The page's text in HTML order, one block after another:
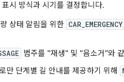
시 방식과 시기를 결정합니다.
상태 알림을 위한
범주를 "재생" 및 "음소거"와
만 단계별 길 안내를 제공하기 위해